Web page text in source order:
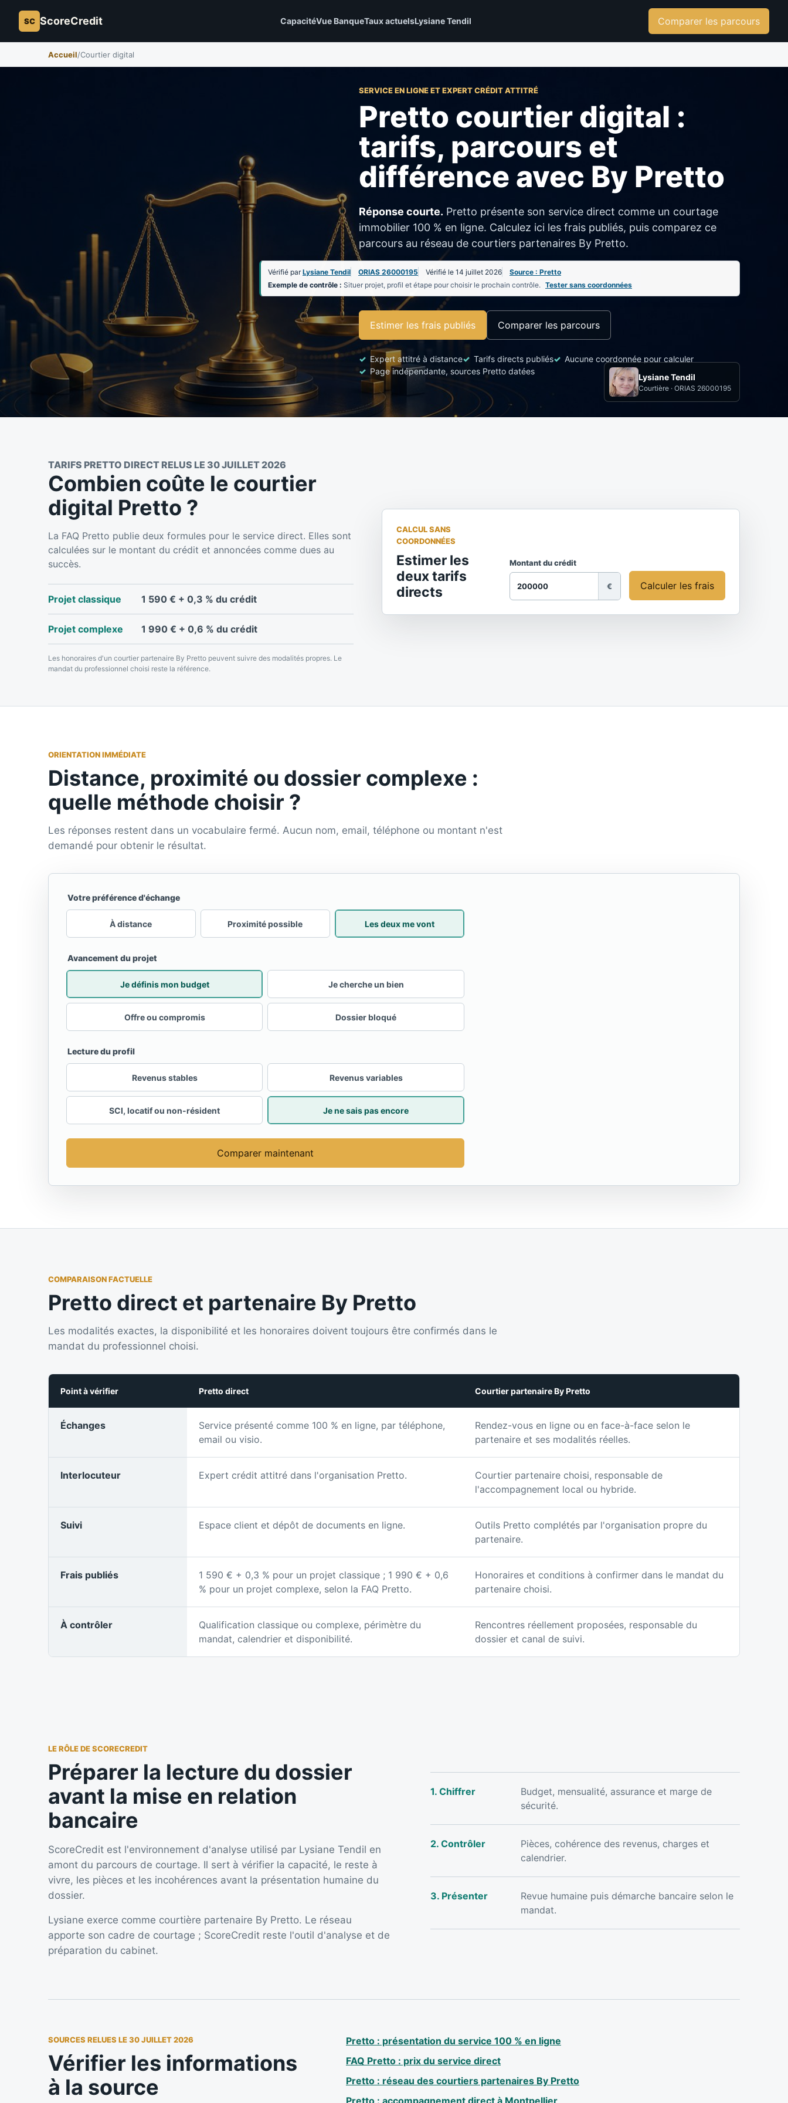
SC ScoreCredit CapacitéVue BanqueTaux actuelsLysiane Tendil Comparer les parcours
Accueil/Courtier digital
SERVICE EN LIGNE ET EXPERT CRÉDIT ATTITRÉ
Pretto courtier digital :
tarifs, parcours et
différence avec By Pretto
Réponse courte. Pretto présente son service direct comme un courtage
immobilier 100 % en ligne. Calculez ici les frais publiés, puis comparez ce
parcours au réseau de courtiers partenaires By Pretto.
Vérifié parLysiane Tendil ORIAS 26000195 Vérifié le 14 juillet 2026
Source : Pretto
Exemple de contrôle : Situer projet, profil et étape pour choisir le prochain contrôle. Tester sans coordonnées
Estimer les frais publiés Comparer les parcours
Expert attitré à distance Tarifs directs publiés
Aucune coordonnée pour calculer
Page indépendante, sources Pretto datées
Lysiane Tendil
Courtière · ORIAS 26000195
TARIFS PRETTO DIRECT RELUS LE 30 JUILLET 2026
Combien coûte le courtier
digital Pretto ?
La FAQ Pretto publie deux formules pour le service direct. Elles sont
calculées sur le montant du crédit et annoncées comme dues au
succès.
Projet classique 1 590 € + 0,3 % du crédit
Projet complexe 1 990 € + 0,6 % du crédit
Les honoraires d'un courtier partenaire By Pretto peuvent suivre des modalités propres. Le
mandat du professionnel choisi reste la référence.
CALCUL SANS
COORDONNÉES
Estimer les
deux tarifs
directs
Montant du crédit
€ Calculer les frais
ORIENTATION IMMÉDIATE
Distance, proximité ou dossier complexe :
quelle méthode choisir ?
Les réponses restent dans un vocabulaire fermé. Aucun nom, email, téléphone ou montant n'est
demandé pour obtenir le résultat.
Votre préférence d'échange
À distance Proximité possible Les deux me vont
Avancement du projet
Je définis mon budget Je cherche un bien
Offre ou compromis Dossier bloqué
Lecture du profil
Revenus stables Revenus variables
SCI, locatif ou non-résident Je ne sais pas encore
Site web
Comparer maintenant
COMPARAISON FACTUELLE
Pretto direct et partenaire By Pretto
Les modalités exactes, la disponibilité et les honoraires doivent toujours être confirmés dans le
mandat du professionnel choisi.
Point à vérifier Pretto direct Courtier partenaire By Pretto
Échanges
Service présenté comme 100 % en ligne, par téléphone,
email ou visio.
Rendez-vous en ligne ou en face-à-face selon le
partenaire et ses modalités réelles.
Interlocuteur Expert crédit attitré dans l'organisation Pretto.
Courtier partenaire choisi, responsable de
l'accompagnement local ou hybride.
Suivi Espace client et dépôt de documents en ligne.
Outils Pretto complétés par l'organisation propre du
partenaire.
Frais publiés
1 590 € + 0,3 % pour un projet classique ; 1 990 € + 0,6
% pour un projet complexe, selon la FAQ Pretto.
Honoraires et conditions à confirmer dans le mandat du
partenaire choisi.
À contrôler
Qualification classique ou complexe, périmètre du
mandat, calendrier et disponibilité.
Rencontres réellement proposées, responsable du
dossier et canal de suivi.
LE RÔLE DE SCORECREDIT
Préparer la lecture du dossier
avant la mise en relation
bancaire
ScoreCredit est l'environnement d'analyse utilisé par Lysiane Tendil en
amont du parcours de courtage. Il sert à vérifier la capacité, le reste à
vivre, les pièces et les incohérences avant la présentation humaine du
dossier.
Lysiane exerce comme courtière partenaire By Pretto. Le réseau
apporte son cadre de courtage ; ScoreCredit reste l'outil d'analyse et de
préparation du cabinet.
1. Chiffrer
Budget, mensualité, assurance et marge de
sécurité.
2. Contrôler
Pièces, cohérence des revenus, charges et
calendrier.
3. Présenter
Revue humaine puis démarche bancaire selon le
mandat.
SOURCES RELUES LE 30 JUILLET 2026
Vérifier les informations
à la source
Pretto : présentation du service 100 % en ligne
FAQ Pretto : prix du service direct
Pretto : réseau des courtiers partenaires By Pretto
Pretto : accompagnement direct à Montpellier